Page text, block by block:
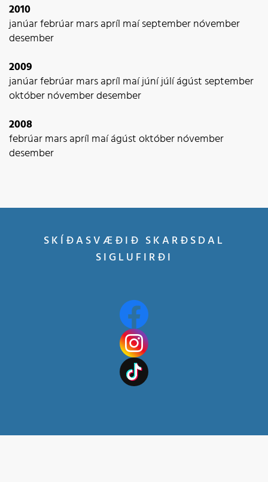
2010
janúarfebrúarmarsapríl maíseptembernóvember
desember
2009
janúarfebrúarmarsapríl maíjúníjúlíágúst september
októbernóvemberdesember
2008
febrúarmarsapríl maíágústoktóbernóvember
desember
SKÍÐASVÆÐIÐ SKARÐSDAL
SIGLUFIRÐI